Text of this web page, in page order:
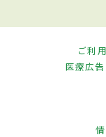
ご利
医療広